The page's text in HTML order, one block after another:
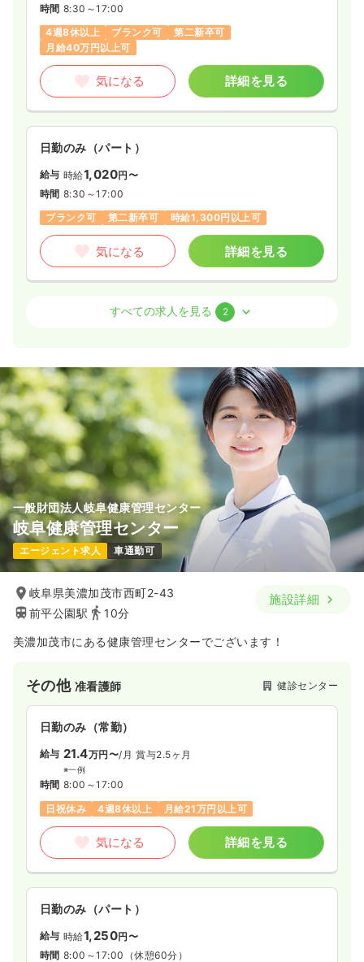
時間 8:30～17:00
4週8休以上
ブランク可
第二新卒可
月給40万円以上可
気になる 詳細を見る
日勤のみ（パート）
給与 時給1,020円〜
時間 8:30～17:00
ブランク可
第二新卒可 時給1,300円以上可
気になる 詳細を見る
給与 23.8万円 /月 賞与2回
※経験19年の例
時間 8:30～17:30
ブランク可
第二新卒可 月給24万円以上可
気になる 詳細を見る
日勤のみ（パート） 一時募集休止
給与 時給1,100〜1,500円
時間 8:30～17:30
ブランク可
第二新卒可 時給1,500円以上可
気になる
すべての求人を見る 2
一般財団法人岐阜健康管理センター
岐阜健康管理センター
エージェント求人 車通勤可
岐阜県美濃加茂市西町2-43
前平公園駅
10分
施設詳細
美濃加茂市にある健康管理センターでございます！
その他 准看護師 健診センター
日勤のみ（常勤）
給与 21.4万円〜/月 賞与2.5ヶ月
※一例
時間 8:00～17:00
日祝休み
4週8休以上 月給21万円以上可
気になる 詳細を見る
日勤のみ（パート）
給与 時給1,250円〜
時間 8:00～17:00 （休憩60分）